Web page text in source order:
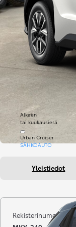
Alkaen
tai kuukausierä
Urban Cruiser
SÄHKÖAUTO
Yleistiedot
Rekisterinumero